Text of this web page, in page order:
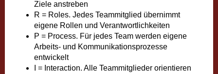
Ziele anstreben
R = Roles. Jedes Teammitglied übernimmt
eigene Rollen und Verantwortlichkeiten
P = Process. Für jedes Team werden eigene
Arbeits- und Kommunikationsprozesse
entwickelt
I = Interaction. Alle Teammitglieder orientieren